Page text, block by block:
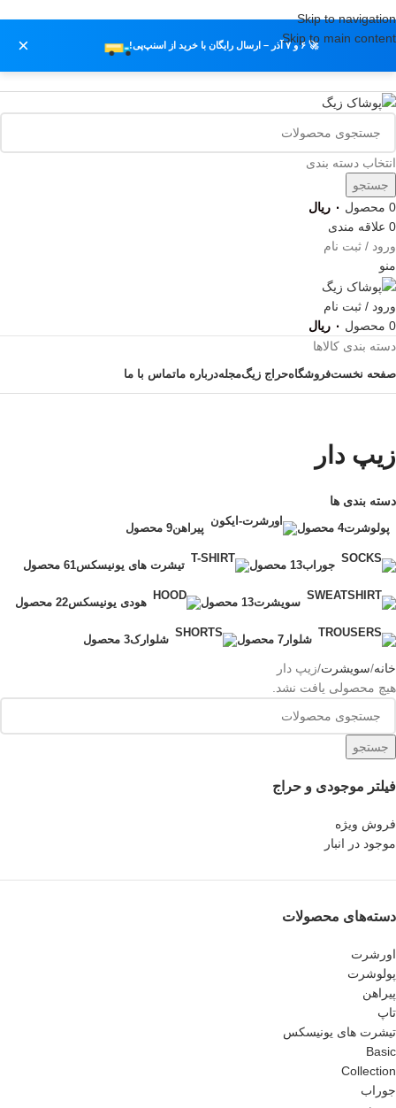
Skip to navigation
Skip to main content
🚀 ۶ و ۷ آذر – ارسال رایگان با خرید از اسنپ‌پی! ×
انتخاب دسته بندی
جستجو
0 محصول ۰ ریال
0 علاقه مندی
ورود / ثبت نام
منو
ورود / ثبت نام
0 محصول ۰ ریال
دسته بندی کالاها
صفحه نخستفروشگاهحراج زیگمجلهدرباره ماتماس با ما
زیپ دار
دسته بندی ها
پولوشرت4 محصول پیراهن9 محصول
جوراب13 محصول تیشرت های یونیسکس61 محصول
سویشرت13 محصول هودی یونیسکس22 محصول
شلوار 7 محصول شلوارک3 محصول
فیلتر موجودی و حراج
فروش ویژه
موجود در انبار
دسته‌های محصولات
اورشرت
پولوشرت
پیراهن
تاپ
تیشرت های یونیسکس
Basic
Collection
جوراب
خانه سویشرت زیپ دار
هیچ محصولی یافت نشد.
جستجو